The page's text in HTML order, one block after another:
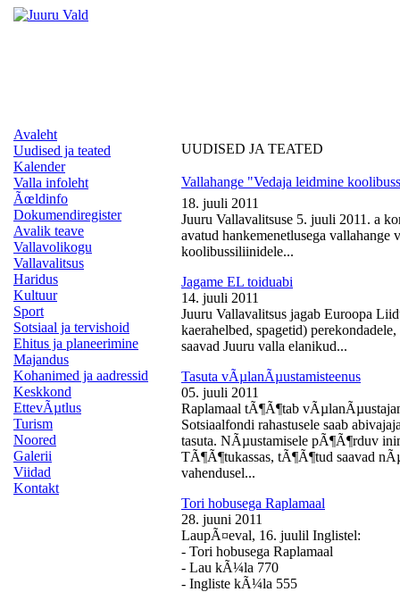
Avaleht
Uudised ja teated
Kalender
Valla infoleht
Ãœldinfo
Dokumendiregister
Avalik teave
Vallavolikogu
Vallavalitsus
Haridus
Kultuur
Sport
Sotsiaal ja tervishoid
Ehitus ja planeerimine
Majandus
Kohanimed ja aadressid
Keskkond
EttevÃµtlus
Turism
Noored
Galerii
Viidad
Kontakt
UUDISED JA TEATED
Vallahange "Vedaja leidmine
18. juuli 2011
Juuru Vallavalitsuse 5. juuli 2011. a
avatud hankemenetlusega vallahange
koolibussiliinidele...
Jagame EL toiduabi
14. juuli 2011
Juuru Vallavalitsus jagab Euroopa
kaerahelbed, spagetid)
saavad Juuru valla elanikud...
Tasuta vÃµlanÃµustamisteenus
05. juuli 2011
Raplamaal tÃ¶Ã¶tab
Sotsiaalfondi rahastusele saab
tasuta. NÃµustamisele pÃ¶Ã¶rduv
TÃ¶Ã¶tukassas, tÃ¶Ã¶tud saavad
vahendusel...
Tori hobusega Raplamaal
28. juuni 2011
LaupÃ¤eval, 16. juulil Inglistel:
- Tori hobusega Raplamaal
- Lau kÃ¼la 770
- Ingliste kÃ¼la 555